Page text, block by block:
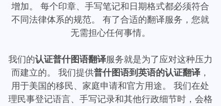
增加。 每个印章、手写​​笔记和日期格式都必须符合
不同法律体系的规范。 有了合适的翻译服务，您就
无需担心任何事情。
我们的认证普什图语翻译服务就是为了应对这种压力
而建立的。 我们提供普什图语到英语的认证翻译 ，
用于美国的移民、家庭申请和官方用途。 我们在处
理民事登记语言、手写记录和其他行政细节时，会格